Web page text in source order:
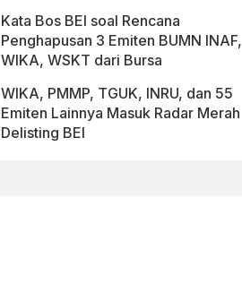
Kata Bos BEI soal Rencana
Penghapusan 3 Emiten BUMN INAF,
WIKA, WSKT dari Bursa
WIKA, PMMP, TGUK, INRU, dan 55
Emiten Lainnya Masuk Radar Merah
Delisting BEI